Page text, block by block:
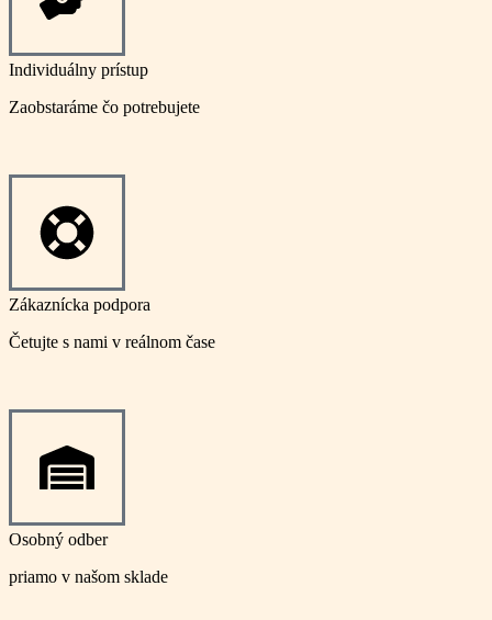
Individuálny prístup
Zaobstaráme čo potrebujete
Zákaznícka podpora
Četujte s nami v reálnom čase
Osobný odber
priamo v našom sklade